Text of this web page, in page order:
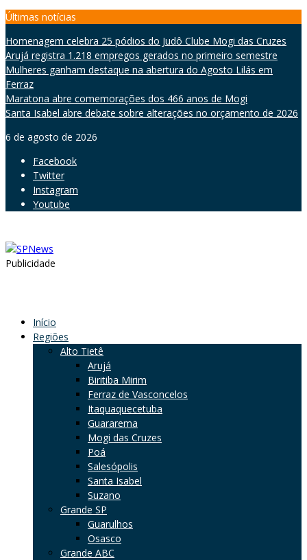
Skip
content
Últimas notícias
Homenagem celebra 25 pódios do Judô Clube Mogi das Cruzes
Arujá registra 1.218 empregos gerados no primeiro semestre
Mulheres ganham destaque na abertura do Agosto Lilás em
Ferraz
Maratona abre comemorações dos 466 anos de Mogi
Santa Isabel abre debate sobre alterações no orçamento de 2026
6 de agosto de 2026
Facebook
Twitter
Instagram
Youtube
Publicidade
Início
Regiões
Alto Tietê
Arujá
Biritiba Mirim
Ferraz de Vasconcelos
Itaquaquecetuba
Guararema
Mogi das Cruzes
Poá
Salesópolis
Santa Isabel
Suzano
Grande SP
Guarulhos
Osasco
Grande ABC